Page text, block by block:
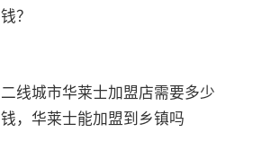
钱？
二线城市华莱士加盟店需要多少
钱，华莱士能加盟到乡镇吗